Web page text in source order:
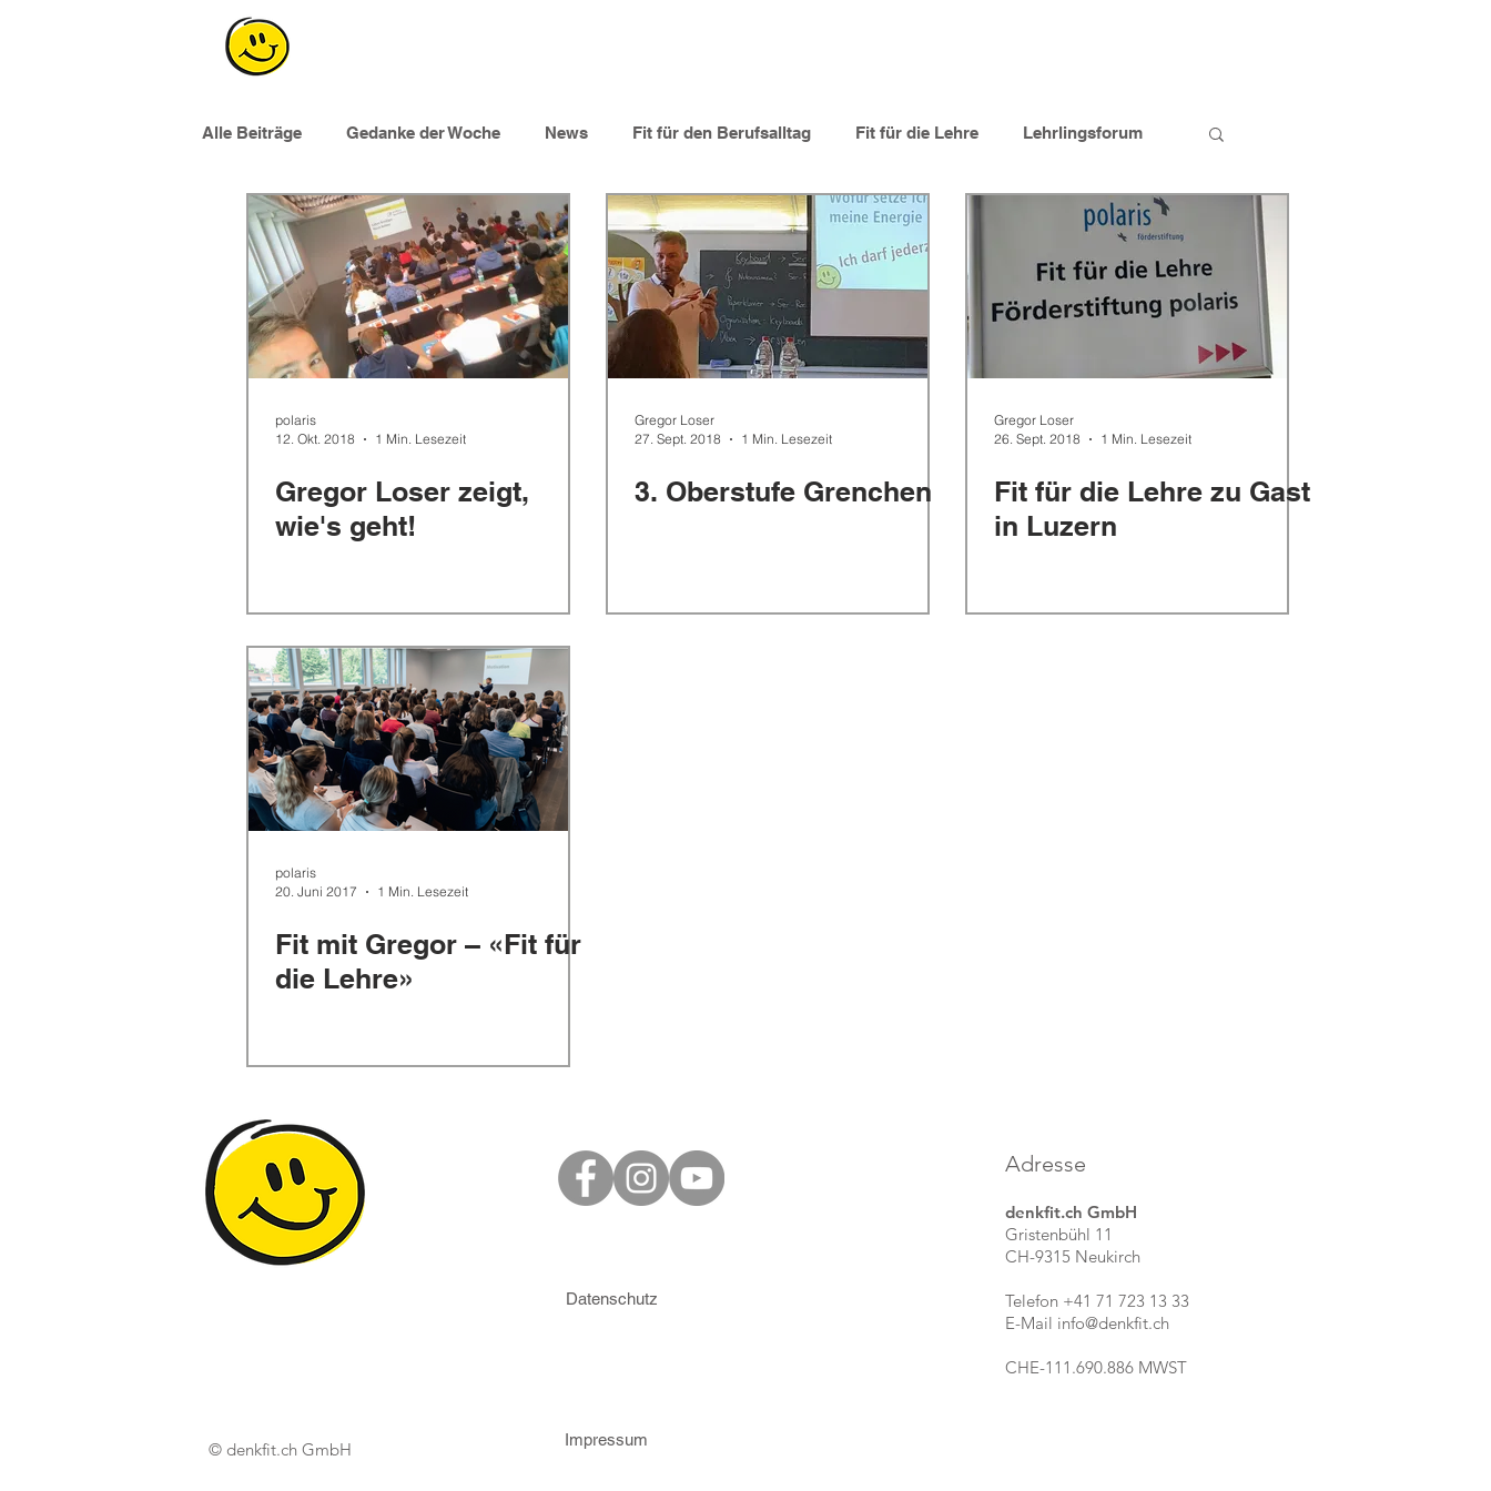
Alle Beiträge Gedanke der Woche News Fit für den Berufsalltag Fit für die Lehre Lehrlingsforum
Workshops für Lernende Eltern Lehrbetriebe Lernende Berufsbildungspersonen
polaris
12. Okt. 2018
1 Min. Lesezeit
Gregor Loser zeigt,
wie's geht!
Gregor Loser
27. Sept. 2018
1 Min. Lesezeit
3. Oberstufe Grenchen
Gregor Loser
26. Sept. 2018
1 Min. Lesezeit
Fit für die Lehre zu Gast
in Luzern
polaris
20. Juni 2017
1 Min. Lesezeit
Fit mit Gregor – «Fit für
die Lehre»
Datenschutz
© denkfit.ch GmbH Impressum
Adresse
denkfit.ch GmbH
Gristenbühl 11
CH-9315 Neukirch
Telefon +41 71 723 13 33
E-Mail info@denkfit.ch
CHE-111.690.886 MWST